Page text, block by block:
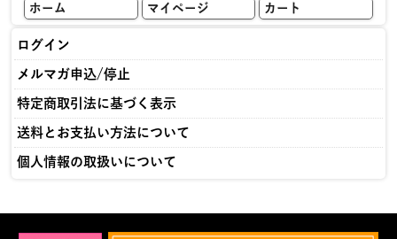
ホーム マイページ カート
ログイン
メルマガ申込/停止
特定商取引法に基づく表示
送料とお支払い方法について
個人情報の取扱いについて